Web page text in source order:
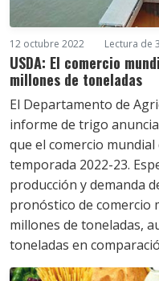
12 octubre 2022 Lectura de
USDA: El comercio
millones de toneladas
El Departamento de
informe de trigo
que el comercio
temporada 2022-23.
producción y demanda
pronóstico de comercio
millones de toneladas,
toneladas en